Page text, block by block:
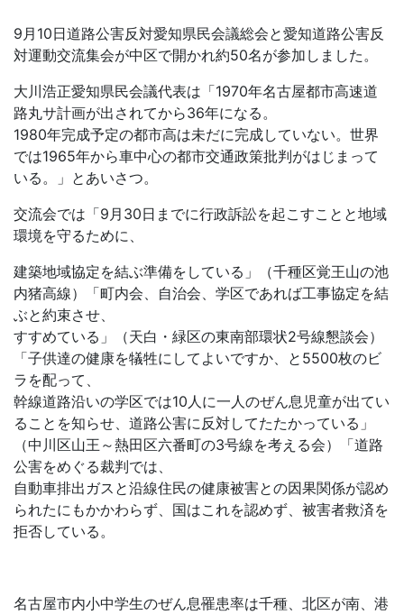
9月10日道路公害反対愛知県民会議総会と愛知道路公害反
対運動交流集会が中区で開かれ約50名が参加しました。
大川浩正愛知県民会議代表は「1970年名古屋都市高速道
路丸サ計画が出されてから36年になる。
1980年完成予定の都市高は未だに完成していない。世界
では1965年から車中心の都市交通政策批判がはじまって
いる。」とあいさつ。
交流会では「9月30日までに行政訴訟を起こすことと地域
環境を守るために、
建築地域協定を結ぶ準備をしている」（千種区覚王山の池
内猪高線）「町内会、自治会、学区であれば工事協定を結
ぶと約束させ、
すすめている」（天白・緑区の東南部環状2号線懇談会）
「子供達の健康を犠牲にしてよいですか、と5500枚のビ
ラを配って、
幹線道路沿いの学区では10人に一人のぜん息児童が出てい
ることを知らせ、道路公害に反対してたたかっている」
（中川区山王～熱田区六番町の3号線を考える会）「道路
公害をめぐる裁判では、
自動車排出ガスと沿線住民の健康被害との因果関係が認め
られたにもかかわらず、国はこれを認めず、被害者救済を
拒否している。
名古屋市内小中学生のぜん息罹患率は千種、北区が南、港